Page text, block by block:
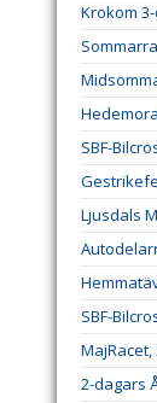
Krokom
SBF-
Ljusdals
SBF-
MajRacet,
2-dagars